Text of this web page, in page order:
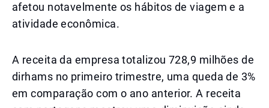
afetou notavelmente os hábitos de viagem e a
atividade econômica.
A receita da empresa totalizou 728,9 milhões de
dirhams no primeiro trimestre, uma queda de 3%
em comparação com o ano anterior. A receita